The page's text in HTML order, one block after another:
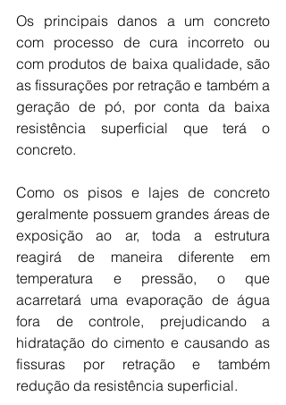
Os principais danos a um concreto
com processo de cura incorreto ou
com produtos de baixa qualidade, são
as fissurações por retração e também a
geração de pó, por conta da baixa
resistência superficial que terá o
concreto.
Como os pisos e lajes de concreto
geralmente possuem grandes áreas de
exposição ao ar, toda a estrutura
reagirá de maneira diferente em
temperatura e pressão, o que
acarretará uma evaporação de água
fora de controle, prejudicando a
hidratação do cimento e causando as
fissuras por retração e também
redução da resistência superficial.